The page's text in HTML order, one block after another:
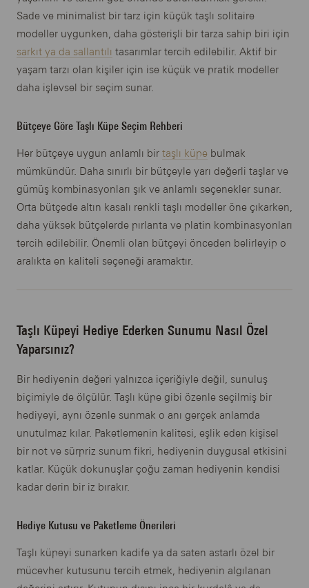
Sade ve minimalist bir tarz için küçük taşlı solitaire
modeller uygunken, daha gösterişli bir tarza sahip biri için
sarkıt ya da sallantılı tasarımlar tercih edilebilir. Aktif bir
yaşam tarzı olan kişiler için ise küçük ve pratik modeller
daha işlevsel bir seçim sunar.
Bütçeye Göre Taşlı Küpe Seçim Rehberi
Her bütçeye uygun anlamlı bir taşlı küpe bulmak
mümkündür. Daha sınırlı bir bütçeyle yarı değerli taşlar ve
gümüş kombinasyonları şık ve anlamlı seçenekler sunar.
Orta bütçede altın kasalı renkli taşlı modeller öne çıkarken,
daha yüksek bütçelerde pırlanta ve platin kombinasyonları
tercih edilebilir. Önemli olan bütçeyi önceden belirleyip o
aralıkta en kaliteli seçeneği aramaktır.
Taşlı Küpeyi Hediye Ederken Sunumu Nasıl Özel
Yaparsınız?
Bir hediyenin değeri yalnızca içeriğiyle değil, sunuluş
biçimiyle de ölçülür. Taşlı küpe gibi özenle seçilmiş bir
hediyeyi, aynı özenle sunmak o anı gerçek anlamda
unutulmaz kılar. Paketlemenin kalitesi, eşlik eden kişisel
bir not ve sürpriz sunum fikri, hediyenin duygusal etkisini
katlar. Küçük dokunuşlar çoğu zaman hediyenin kendisi
kadar derin bir iz bırakır.
Hediye Kutusu ve Paketleme Önerileri
Taşlı küpeyi sunarken kadife ya da saten astarlı özel bir
mücevher kutusunu tercih etmek, hediyenin algılanan